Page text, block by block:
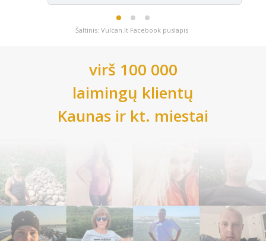
Šaltinis: Vulcan.lt Facebook puslapis
virš 100 000
laimingų klientų
Kaunas ir kt. miestai